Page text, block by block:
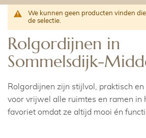
We kunnen geen producten vinden
de selectie.
Rolgordijnen in
Sommelsdijk-
Rolgordijnen zijn stijlvol, praktisch
voor vrijwel alle ruimtes en ramen in
favoriet omdat ze altijd mooi én